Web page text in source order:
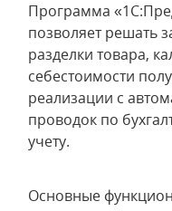
Программа
позволяет решать
разделки товара,
себестоимости
реализации с
проводок по
учету.
Основные